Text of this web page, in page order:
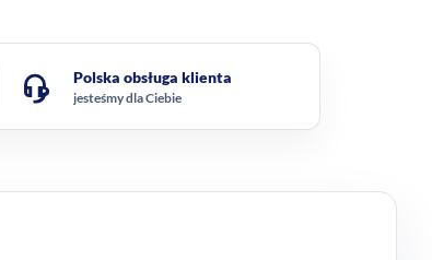
Polska obsługa klienta
jesteśmy dla Ciebie